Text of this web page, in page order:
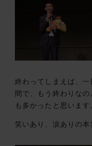
終わってしまえば、
間で、もう終わりな
も多かったと思います
笑いあり、涙ありの本